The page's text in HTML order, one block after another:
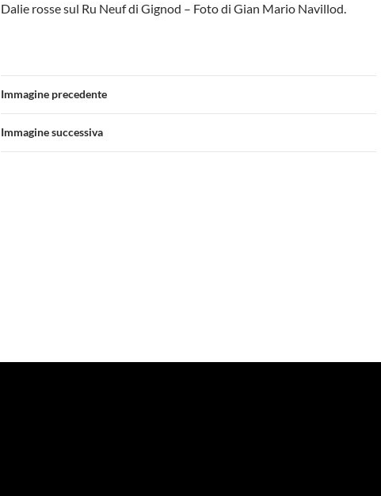
Dalie rosse sul Ru Neuf di Gignod – Foto di Gian Mario Navillod.
Immagine precedente
Immagine successiva